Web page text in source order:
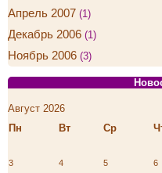
Апрель 2007 (1)
Декабрь 2006 (1)
Ноябрь 2006 (3)
Август 2026
Пн
Вт Ср
3
4 5 6